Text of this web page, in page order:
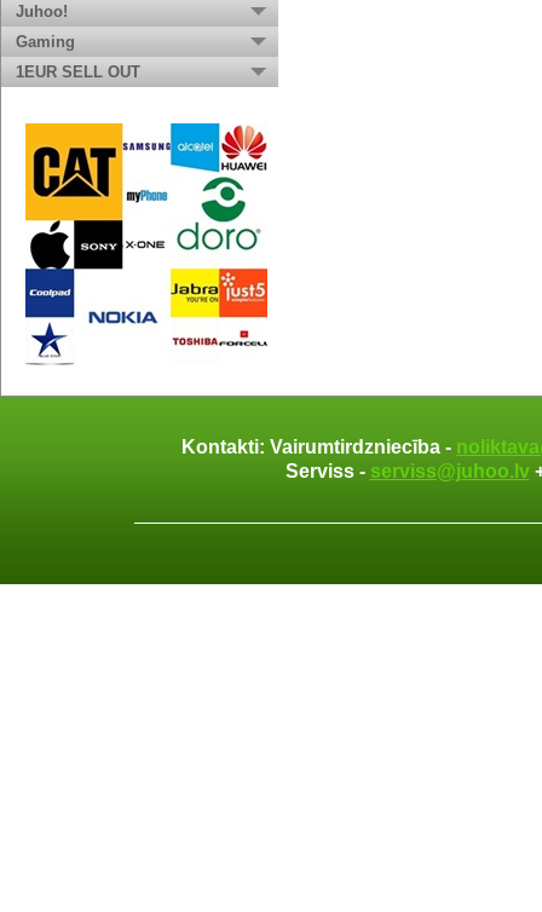
Juhoo!
Gaming
1EUR SELL OUT
Kontakti: Vairumtirdzniecība -
Serviss - serviss@juhoo.lv